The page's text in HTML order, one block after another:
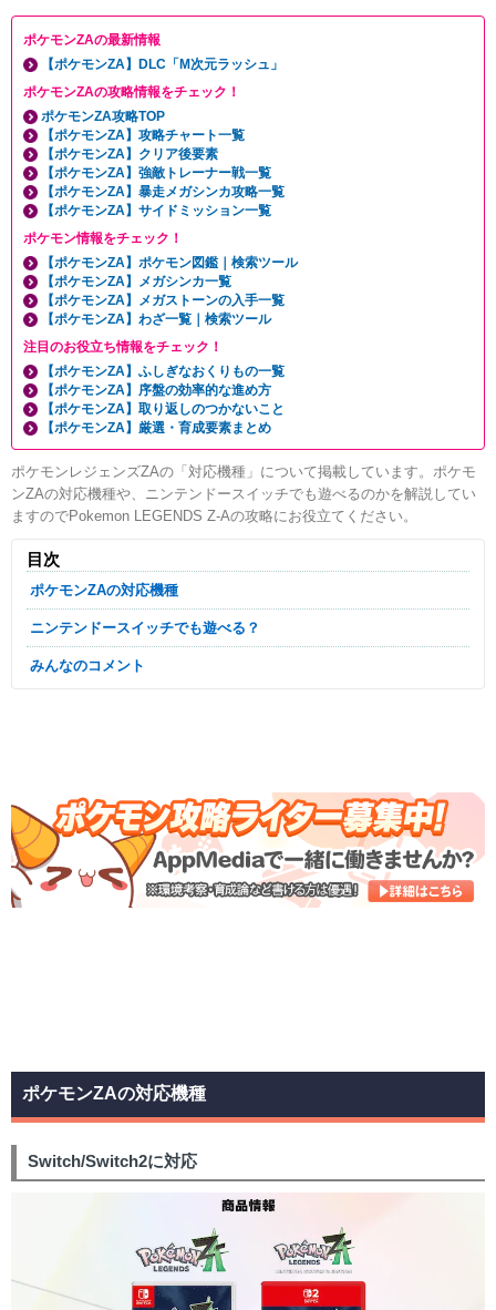
ポケモンZAの最新情報
【ポケモンZA】DLC「M次元ラッシュ」
ポケモンZAの攻略情報をチェック！
ポケモンZA攻略TOP
【ポケモンZA】攻略チャート一覧
【ポケモンZA】クリア後要素
【ポケモンZA】強敵トレーナー戦一覧
【ポケモンZA】暴走メガシンカ攻略一覧
【ポケモンZA】サイドミッション一覧
ポケモン情報をチェック！
【ポケモンZA】ポケモン図鑑｜検索ツール
【ポケモンZA】メガシンカ一覧
【ポケモンZA】メガストーンの入手一覧
【ポケモンZA】わざ一覧｜検索ツール
注目のお役立ち情報をチェック！
【ポケモンZA】ふしぎなおくりもの一覧
【ポケモンZA】序盤の効率的な進め方
【ポケモンZA】取り返しのつかないこと
【ポケモンZA】厳選・育成要素まとめ
ポケモンレジェンズZAの「対応機種」について掲載しています。ポケモ
ンZAの対応機種や、ニンテンドースイッチでも遊べるのかを解説してい
ますのでPokemon LEGENDS Z-Aの攻略にお役立てください。
目次
ポケモンZAの対応機種
ニンテンドースイッチでも遊べる？
みんなのコメント
ポケモンZAの対応機種
Switch/Switch2に対応